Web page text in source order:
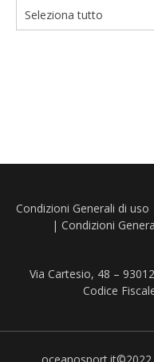
fionda e ricambi
Pasturatori
slamatore e forbici
Stopper e Perline
Condizioni Generali di uso
| Condizioni
Via Cartesio, 48 –
Codice